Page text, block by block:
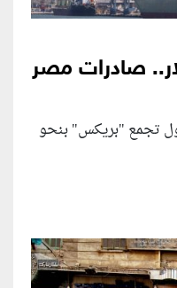
دولار.. صادرات مصر
تجمع "بريكس" بنحو